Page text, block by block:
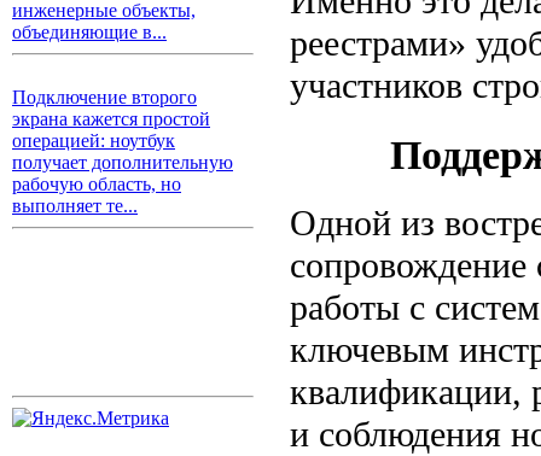
инженерные объекты,
объединяющие в...
Подключение второго
экрана кажется простой
операцией: ноутбук
получает дополнительную
рабочую область, но
выполняет те...
реестрами»
участников
Одной из
сопровождение
работы с
ключевым
квалификации,
и соблюдения